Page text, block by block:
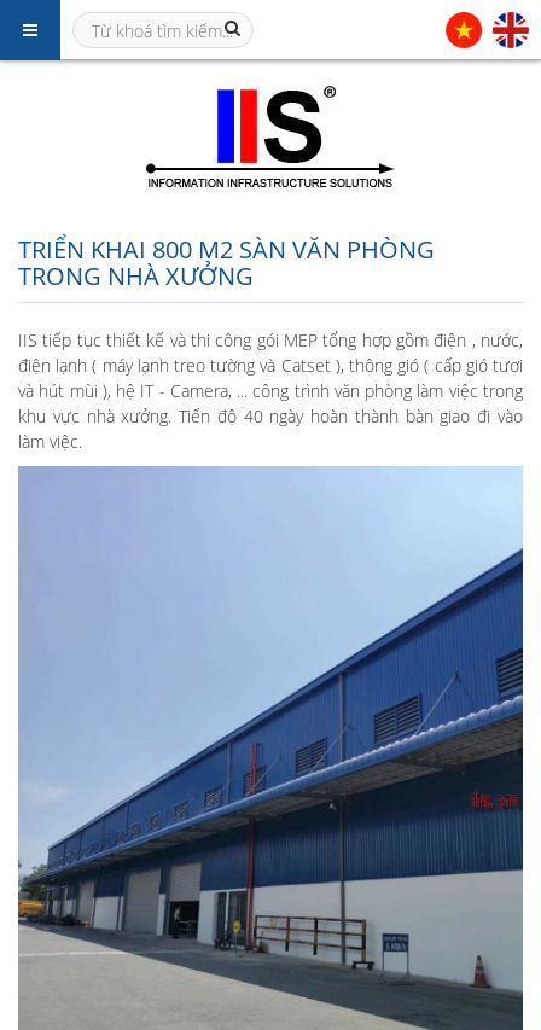
TRIỂN KHAI 800 M2 SÀN VĂN PHÒNG
TRONG NHÀ XƯỞNG
IIS tiếp tục thiết kế và thi công gói MEP tổng hợp gồm điện , nước,
điện lạnh ( máy lạnh treo tường và Catset ), thông gió ( cấp gió tươi
và hút mùi ), hệ IT - Camera, ... công trình văn phòng làm việc trong
khu vực nhà xưởng. Tiến độ 40 ngày hoàn thành bàn giao đi vào
làm việc.